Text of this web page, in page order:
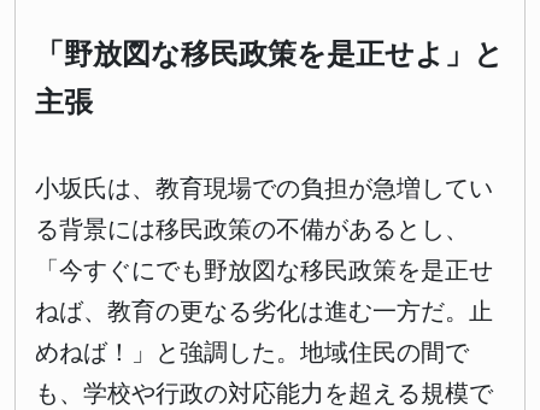
「野放図な移民政策を是正せよ」と
主張
小坂氏は、教育現場での負担が急増してい
る背景には移民政策の不備があるとし、
「今すぐにでも野放図な移民政策を是正せ
ねば、教育の更なる劣化は進む一方だ。止
めねば！」と強調した。地域住民の間で
も、学校や行政の対応能力を超える規模で